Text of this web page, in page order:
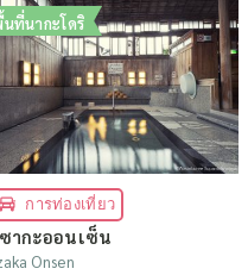
ที่นากะโดริ
การท่องเที่ยว
ากะออนเซ็น
Onsen